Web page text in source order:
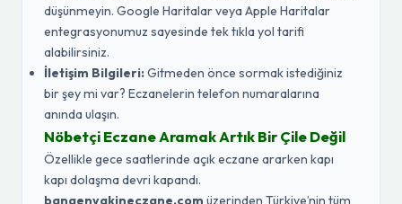
düşünmeyin. Google Haritalar veya Apple Haritalar
entegrasyonumuz sayesinde tek tıkla yol tarifi
alabilirsiniz.
İletişim Bilgileri:Gitmeden önce sormak istediğiniz
bir şey mi var? Eczanelerin telefon numaralarına
anında ulaşın.
Nöbetçi Eczane Aramak Artık Bir Çile Değil
Özellikle gece saatlerinde açık eczane ararken kapı
kapı dolaşma devri kapandı.
banaenyakineczane.com üzerinden Türkiye’nin tüm